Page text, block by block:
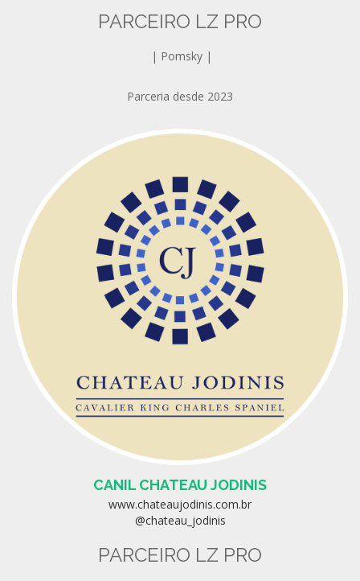
PARCEIRO LZ PRO
| Pomsky |
Parceria desde 2023
CANIL CHATEAU JODINIS
www.chateaujodinis.com.br
@chateau_jodinis
PARCEIRO LZ PRO